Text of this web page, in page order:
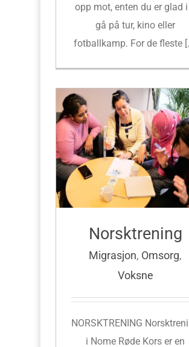
opp mot, enten du er glad
gå på tur, kino eller
fotballkamp. For de fleste
Norsktrening
Migrasjon, Omsorg,
Voksne
NORSKTRENING
i Nome Røde Kors er en